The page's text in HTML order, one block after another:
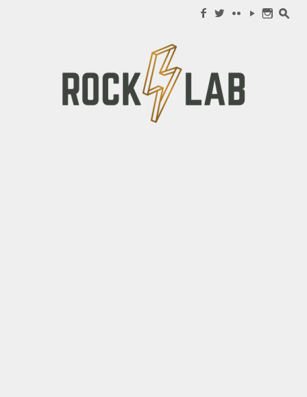
f w c y n s